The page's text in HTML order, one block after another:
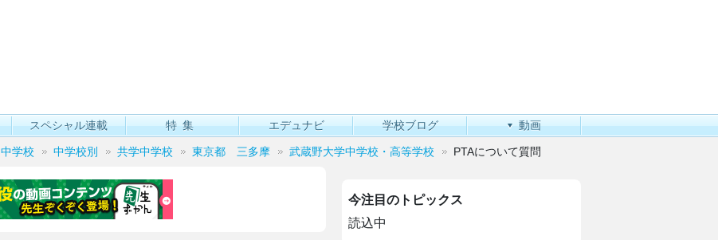
スペシャル連載 特集 エデュナビ 学校ブログ 動画
中学校 中学校別 共学中学校 東京都 三多摩 武蔵野大学中学校・高等学校 PTAについて質問
今注目のトピックス
読込中